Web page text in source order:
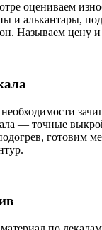
оцениваем
и алькантары,
Называем цену и
— точные
готовим